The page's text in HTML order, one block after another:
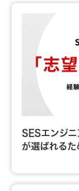
SESエンジ
が選ばれるた